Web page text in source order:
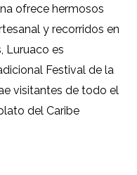
ofrece hermosos
y recorridos en
Luruaco es
Festival de la
visitantes de todo el
del Caribe